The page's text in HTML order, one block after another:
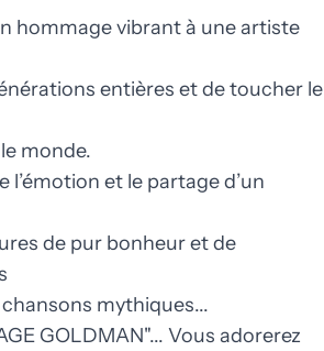
hommage vibrant à une artiste
entières et de toucher le
monde.
l’émotion et le partage d’un
de pur bonheur et de
mythiques...
GOLDMAN"... Vous adorerez